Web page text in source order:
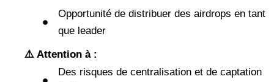
Opportunité de distribuer des airdrops en tant
que leader
⚠️ Attention à :
Des risques de centralisation et de captation